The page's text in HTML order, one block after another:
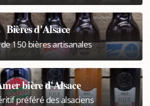
Bières d'Alsace
150 bières artisanales
bière d'Alsace
préféré des alsaciens